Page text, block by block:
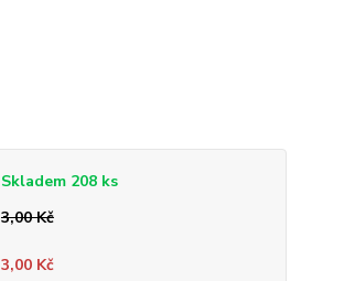
Skladem 208 ks
3,00 Kč
3,00 Kč